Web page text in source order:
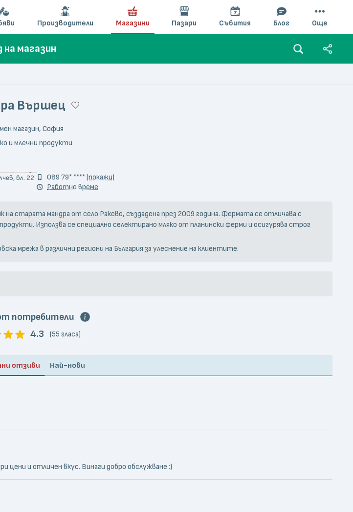
на магазин
Вършец
магазин, София
и млечни продукти
бл. 22 089 79* ****(покажи)
Работно време
старата мандра от село Ракево, създадена през 2009 година. Фермата се отличава с
Използва се специално селектирано мляко от планински ферми и осигурява строг
мрежа в различни региони на България за улеснение на клиентите.
потребители
4.3
(55 гласа)
отзиви Най-нови
цени и отличен вкус. Винаги добро обслужване :)
Производители Магазини Пазари Събития Блог Още